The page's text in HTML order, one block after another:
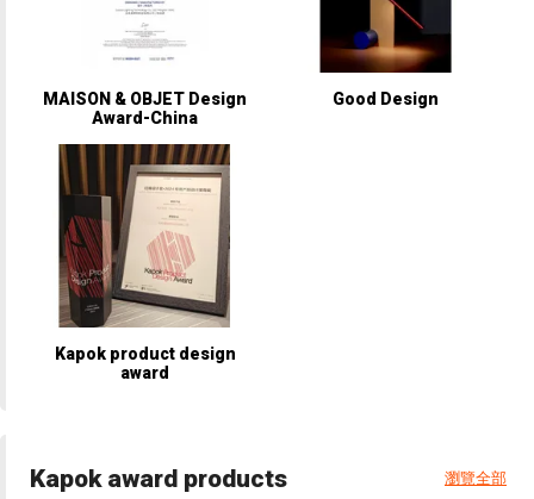
MAISON & OBJET Design
Award-China
Good Design
Kapok product design
award
Kapok award products 瀏覽全部